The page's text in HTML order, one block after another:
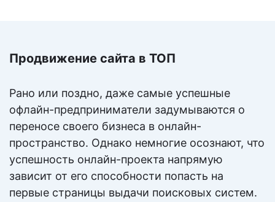
Создадим стабильный генератор целевых заявок
Цена: От 120 000 ₽
Подробнее
Продвижение сайта в ТОП
Рано или поздно, даже самые успешные
офлайн-предприниматели задумываются о
переносе своего бизнеса в онлайн-
пространство. Однако немногие осознают, что
успешность онлайн-проекта напрямую
зависит от его способности попасть на
первые страницы выдачи поисковых систем.